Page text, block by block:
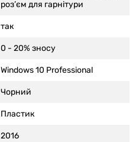
роз’єм для гарнітури
так
0 - 20% зносу
Windows 10 Professional
Чорний
Пластик
2016